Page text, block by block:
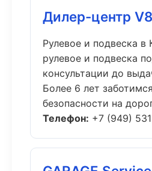
Дилер-центр
Рулевое и подвеска в
рулевое и подвеска
консультации до
Более 6 лет
безопасности на
Телефон: +7 (949)